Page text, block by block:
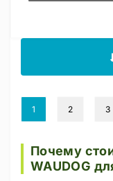
1 2 3
Почему
WAUDOG